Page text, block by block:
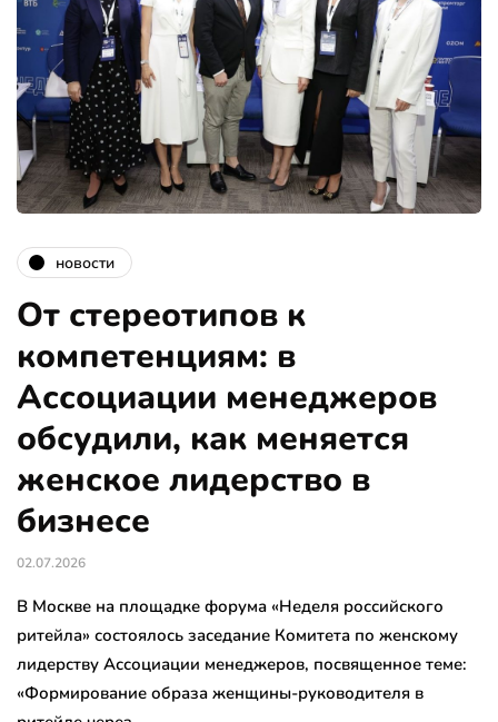
новости
От стереотипов к
компетенциям: в
Ассоциации менеджеров
обсудили, как меняется
женское лидерство в
бизнесе
02.07.2026
В Москве на площадке форума «Неделя российского
ритейла» состоялось заседание Комитета по женскому
лидерству Ассоциации менеджеров, посвященное теме:
«Формирование образа женщины-руководителя в